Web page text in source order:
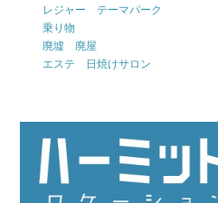
レジャー テーマパーク
乗り物
廃墟 廃屋
エステ 日焼けサロン